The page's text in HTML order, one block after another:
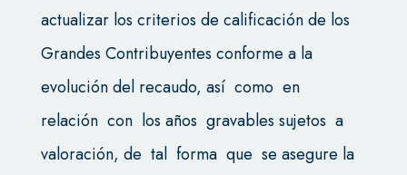
actualizar los criterios de calificación de los
Grandes Contribuyentes conforme a la
evolución del recaudo, así como en
relación con los años gravables sujetos a
valoración, de tal forma que se asegure la